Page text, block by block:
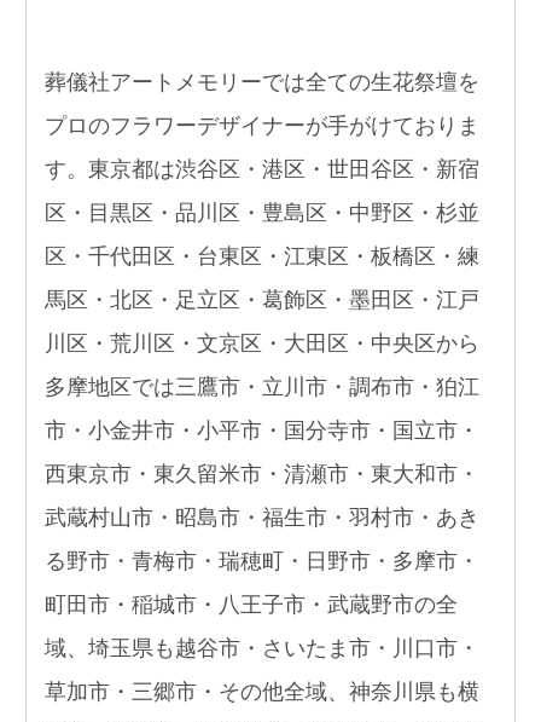
葬儀社アートメモリーでは全ての生花祭壇を
プロのフラワーデザイナーが手がけておりま
す。東京都は渋谷区・港区・世田谷区・新宿
区・目黒区・品川区・豊島区・中野区・杉並
区・千代田区・台東区・江東区・板橋区・練
馬区・北区・足立区・葛飾区・墨田区・江戸
川区・荒川区・文京区・大田区・中央区から
多摩地区では三鷹市・立川市・調布市・狛江
市・小金井市・小平市・国分寺市・国立市・
西東京市・東久留米市・清瀬市・東大和市・
武蔵村山市・昭島市・福生市・羽村市・あき
る野市・青梅市・瑞穂町・日野市・多摩市・
町田市・稲城市・八王子市・武蔵野市の全
域、埼玉県も越谷市・さいたま市・川口市・
草加市・三郷市・その他全域、神奈川県も横